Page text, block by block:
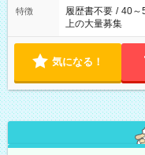
特徴 履歴書不要 / 40～
上の大量募集
気になる！